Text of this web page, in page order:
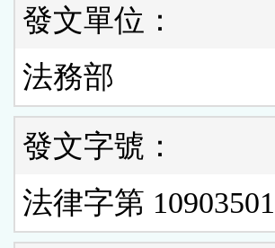
發文單位：
法務部
發文字號：
法律字第